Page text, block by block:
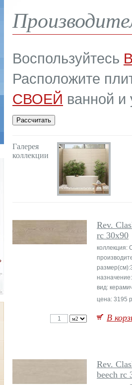
Воспользуйтесь
Расположите
СВОЕЙ ванной и
Галерея
коллекции
Rev.
rc 30x90
коллекция:
вид:
цена: 3195
В
Rev.
beech rc